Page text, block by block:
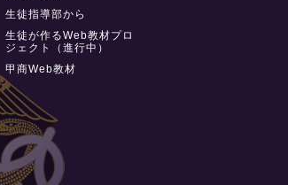
生徒指導部から
生徒が作るWeb教材プロ
ジェクト（進行中）
甲商Web教材